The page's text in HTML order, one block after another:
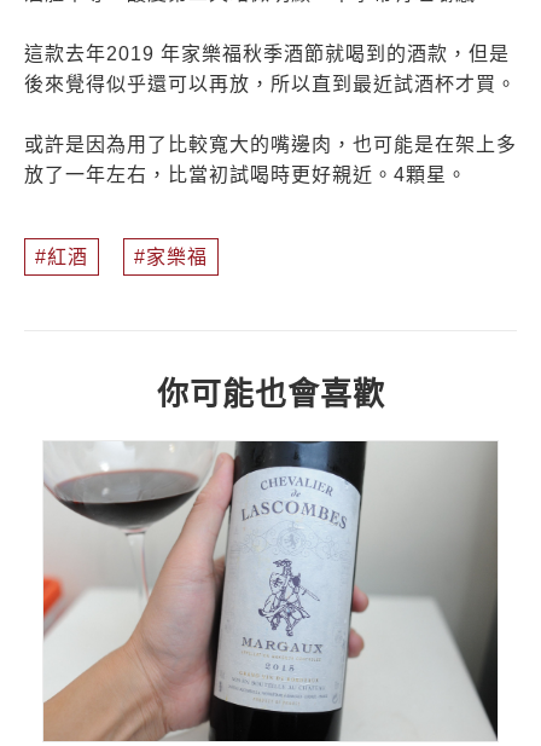
這款去年2019 年家樂福秋季酒節就喝到的酒款，但是
後來覺得似乎還可以再放，所以直到最近試酒杯才買。
或許是因為用了比較寬大的嘴邊肉，也可能是在架上多
放了一年左右，比當初試喝時更好親近。4顆星。
紅酒 家樂福
你可能也會喜歡